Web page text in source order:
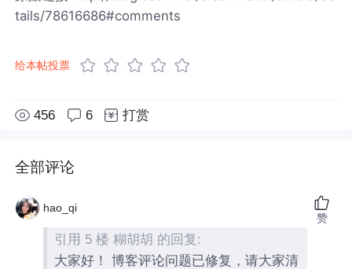
tails/78616686#comments
给本帖投票
456 6 打赏
全部评论
hao_qi
引用 5 楼 糊胡胡 的回复:
大家好！ 博客评论问题已修复，请大家清
赞